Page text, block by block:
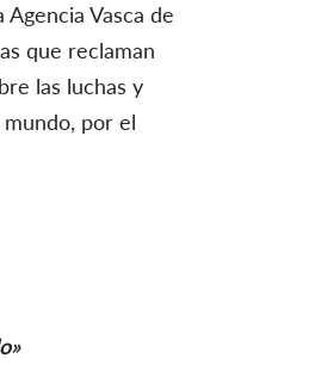
Vasca de
que reclaman
las luchas y
por el